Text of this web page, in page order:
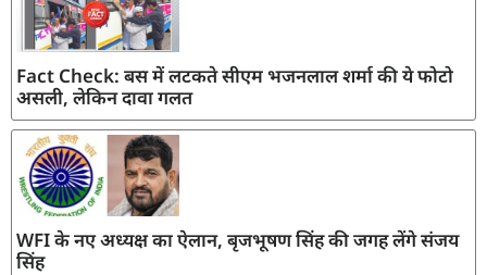
Fact Check: बस में लटकते सीएम भजनलाल शर्मा की ये फोटो
असली, लेकिन दावा गलत
WFI के नए अध्यक्ष का ऐलान, बृजभूषण सिंह की जगह लेंगे संजय
सिंह